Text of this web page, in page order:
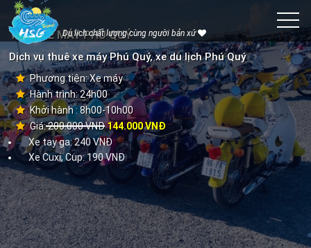
Du lịch chất lượng cùng người bản xứ
THUÊ XE MÁY PHÚ QUÝ
Dịch vụ thuê xe máy Phú Quý, xe du lịch Phú Quý
Phương tiện: Xe máy
Hành trình: 24h00
Khởi hành : 8h00-10h00
Giá: 200.000 VNĐ144.000 VNĐ
Xe tay ga: 240 VNĐ
Xe Cuxi, Cup: 190 VNĐ